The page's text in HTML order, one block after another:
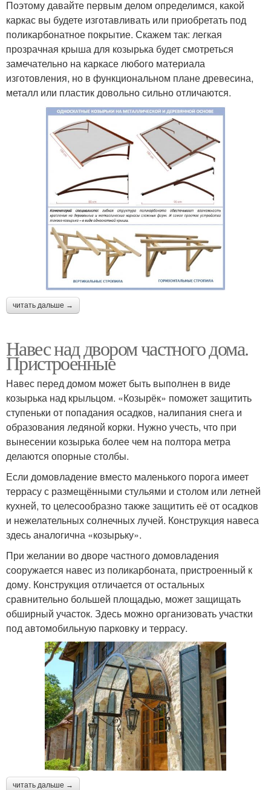
Поэтому давайте первым делом определимся, какой
каркас вы будете изготавливать или приобретать под
поликарбонатное покрытие. Скажем так: легкая
прозрачная крыша для козырька будет смотреться
замечательно на каркасе любого материала
изготовления, но в функциональном плане древесина,
металл или пластик довольно сильно отличаются.
читать дальше →
Навес над двором частного дома.
Пристроенные
Навес перед домом может быть выполнен в виде
козырька над крыльцом. «Козырёк» поможет защитить
ступеньки от попадания осадков, налипания снега и
образования ледяной корки. Нужно учесть, что при
вынесении козырька более чем на полтора метра
делаются опорные столбы.
Если домовладение вместо маленького порога имеет
террасу с размещёнными стульями и столом или летней
кухней, то целесообразно также защитить её от осадков
и нежелательных солнечных лучей. Конструкция навеса
здесь аналогична «козырьку».
При желании во дворе частного домовладения
сооружается навес из поликарбоната, пристроенный к
дому. Конструкция отличается от остальных
сравнительно большей площадью, может защищать
обширный участок. Здесь можно организовать участки
под автомобильную парковку и террасу.
читать дальше →